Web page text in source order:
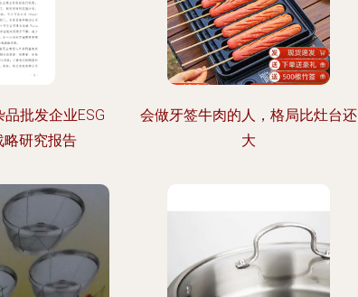
批发企业ESG
略研究报告
会做牙签牛肉的人，格局比灶台还
大